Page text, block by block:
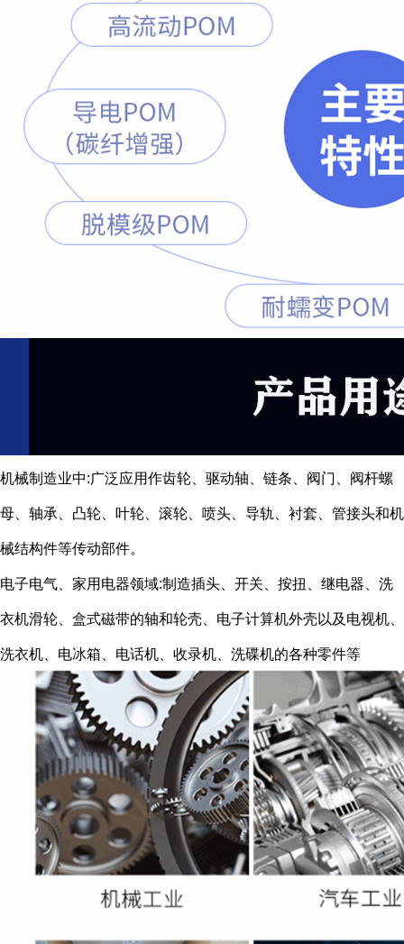
机械制造业中:广泛应用作齿轮、驱动轴、链条、阀门、阀杆螺
母、轴承、凸轮、叶轮、滚轮、喷头、导轨、衬套、管接头和机
械结构件等传动部件。
电子电气、家用电器领域:制造插头、开关、按扭、继电器、洗
衣机滑轮、盒式磁带的轴和轮壳、电子计算机外壳以及电视机、
洗衣机、电冰箱、电话机、收录机、洗碟机的各种零件等